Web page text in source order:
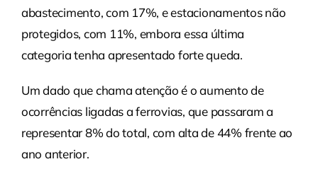
abastecimento, com 17%, e estacionamentos não
protegidos, com 11%, embora essa última
categoria tenha apresentado forte queda.
Um dado que chama atenção é o aumento de
ocorrências ligadas a ferrovias, que passaram a
representar 8% do total, com alta de 44% frente ao
ano anterior.